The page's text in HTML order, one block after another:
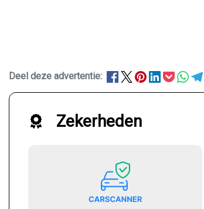
Deel deze advertentie:
Zekerheden